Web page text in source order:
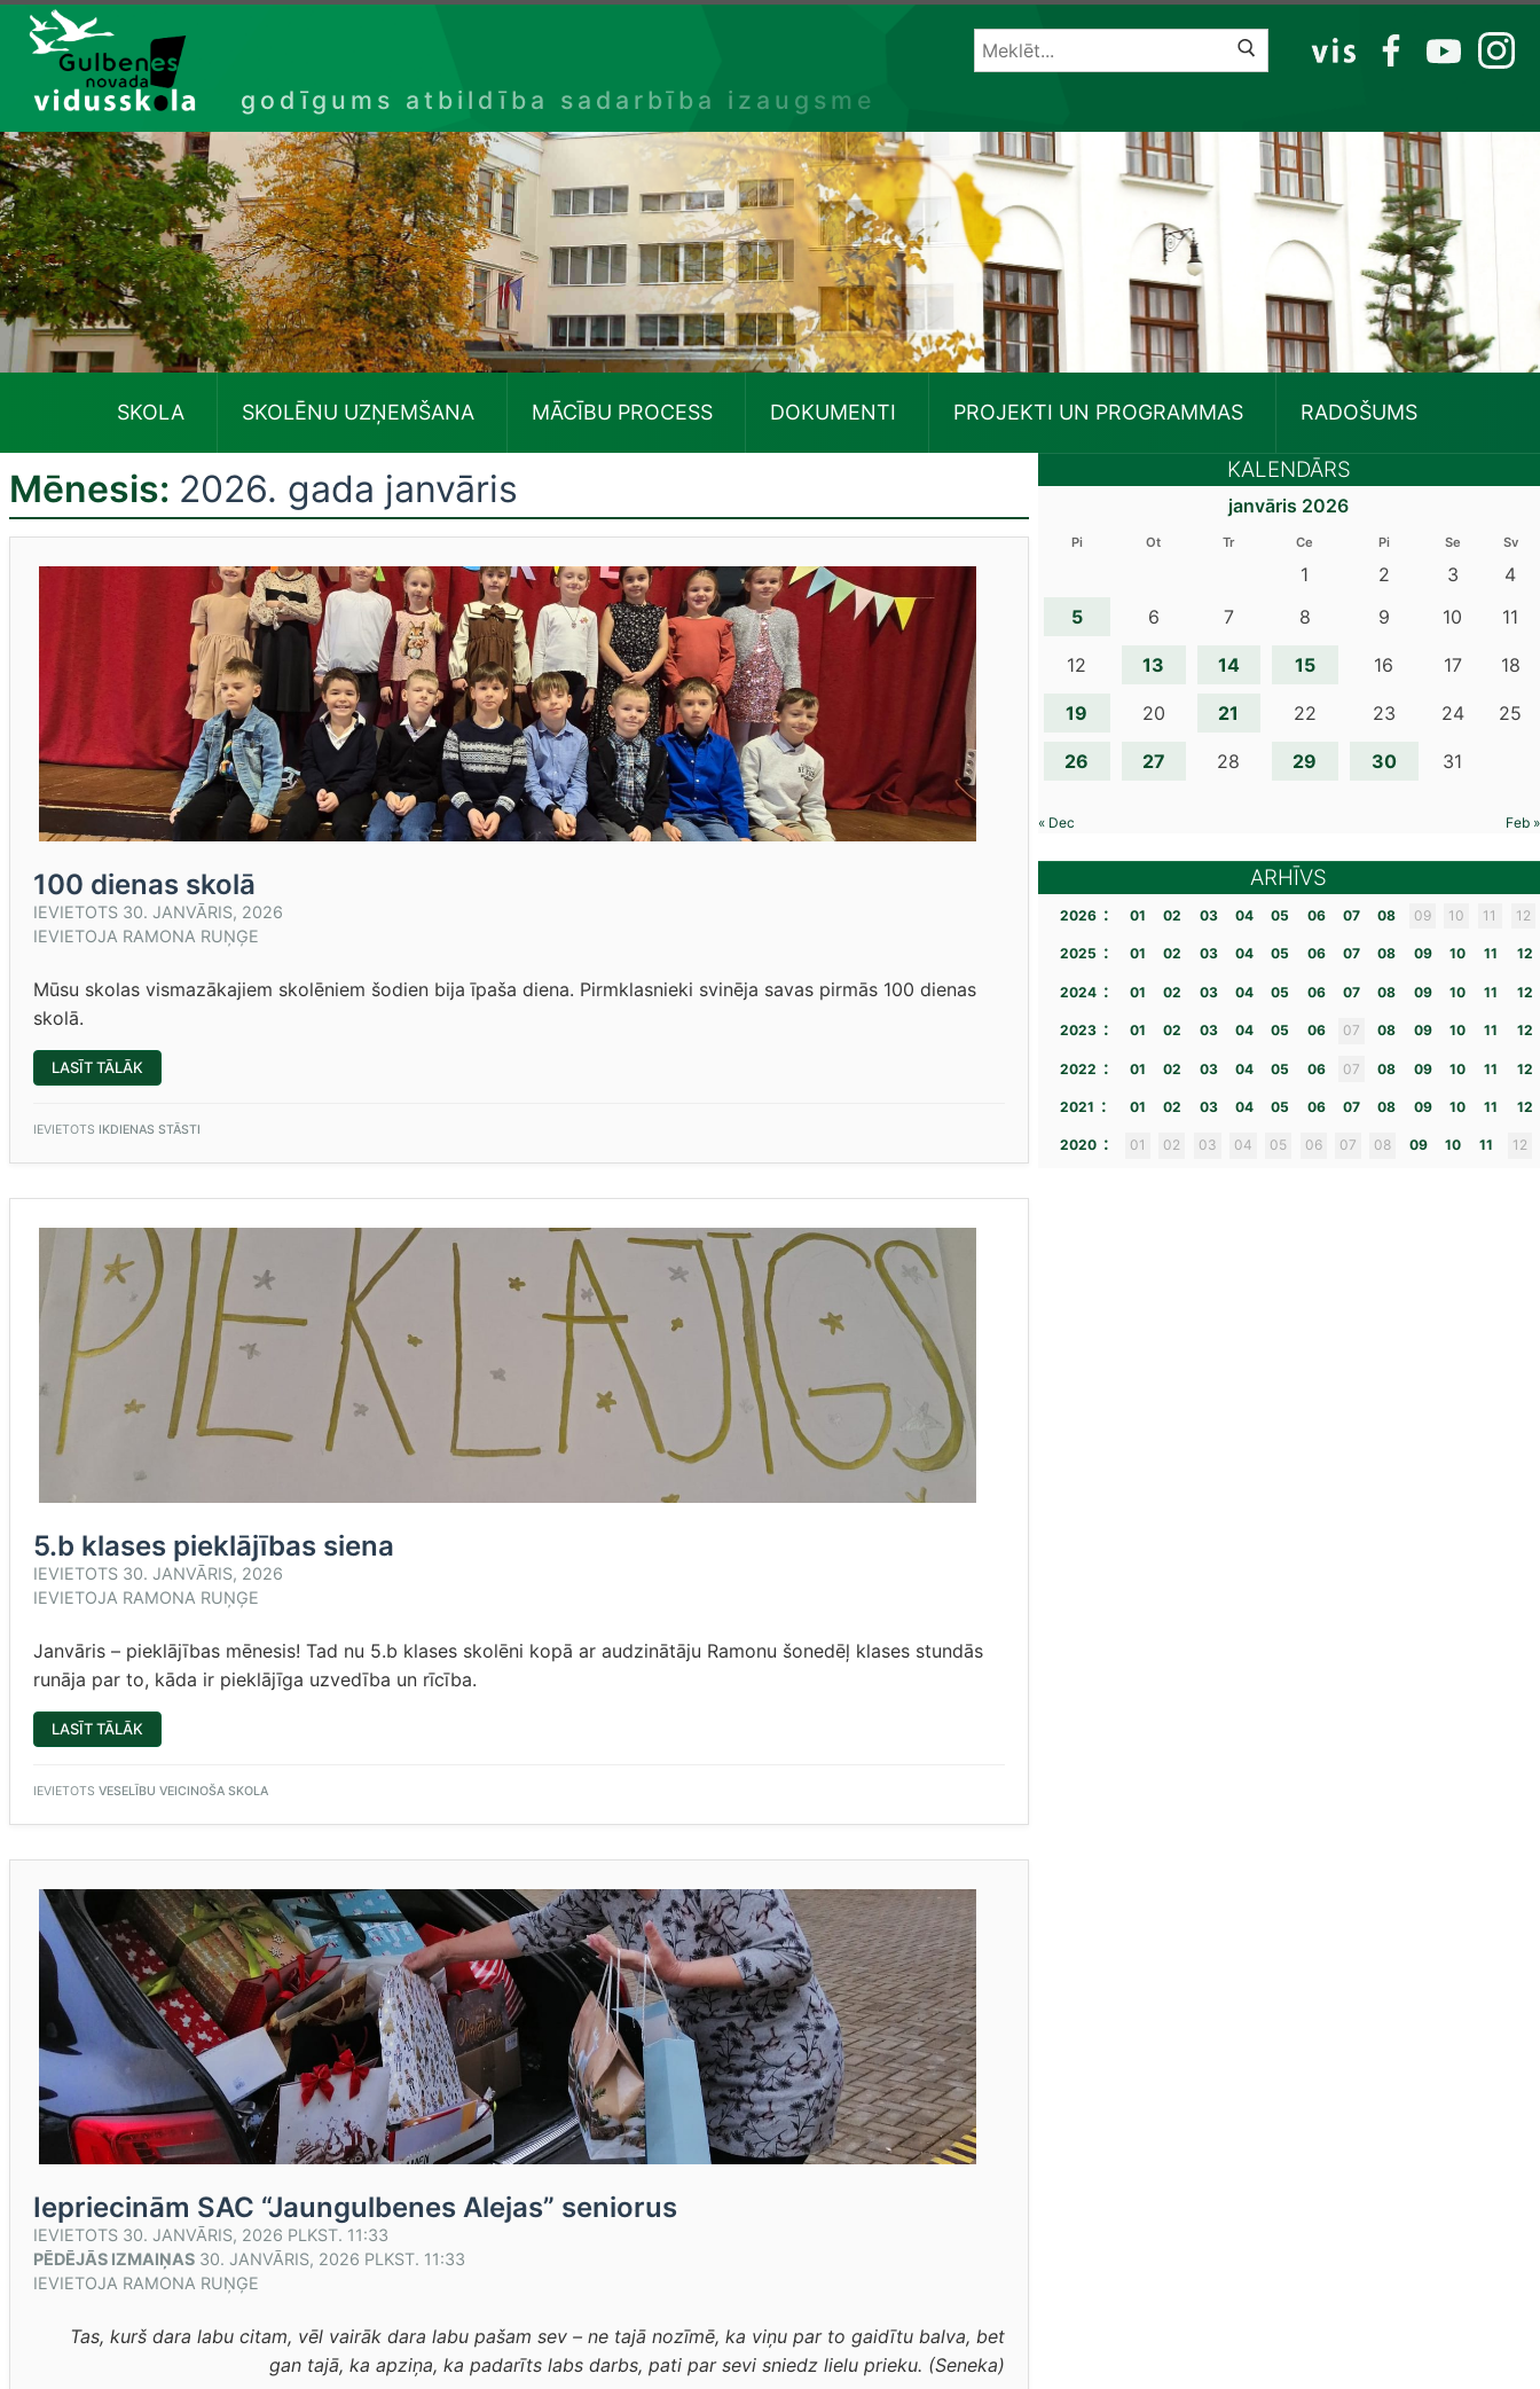
Izlaist
godīgums atbildība sadarbība izaugsme
VIS FB YT IG
SKOLA SKOLĒNU UZŅEMŠANA MĀCĪBU PROCESS DOKUMENTI PROJEKTI UN PROGRAMMAS RADOŠUMS
Mēnesis: 2026. gada janvāris
100 dienas skolā
IEVIETOTS 30. JANVĀRIS, 2026
IEVIETOJA RAMONA RUŅĢE
Mūsu skolas vismazākajiem skolēniem šodien bija īpaša diena. Pirmklasnieki svinēja savas pirmās 100 dienas
skolā.
LASĪT TĀLĀK
DIENAS
IEVIETOTS IKDIENAS STĀSTI
5.b klases pieklājības siena
IEVIETOTS 30. JANVĀRIS, 2026
IEVIETOJA RAMONA RUŅĢE
Janvāris – pieklājības mēnesis! Tad nu 5.b klases skolēni kopā ar audzinātāju Ramonu šonedēļ klases stundās
runāja par to, kāda ir pieklājīga uzvedība un rīcība.
LASĪT TĀLĀK
KLASES
IEVIETOTS VESELĪBU VEICINOŠA SKOLA
Iepriecinām SAC “Jaungulbenes Alejas” seniorus
IEVIETOTS 30. JANVĀRIS, 2026 PLKST. 11:33
PĒDĒJĀS IZMAIŅAS 30. JANVĀRIS, 2026 PLKST. 11:33
IEVIETOJA RAMONA RUŅĢE
Tas, kurš dara labu citam, vēl vairāk dara labu pašam sev – ne tajā nozīmē, ka viņu par to gaidītu balva, bet
gan tajā, ka apziņa, ka padarīts labs darbs, pati par sevi sniedz lielu prieku. (Seneka)
KALENDĀRS
janvāris 2026
Pi Ot Tr Ce Pi Se Sv
1 2 3
4
5
6 7 8 9 10 11
12 13 14 15 16 17 18
19 20 21 22 23 24 25
26 27 28 29 30 31
« Dec Feb »
ARHĪVS
2026 : 01 02 03 04 05 06 07 08 09 10 11 12
2025 : 01 02 03 04 05 06 07 08 09 10 11 12
2024 : 01 02 03 04 05 06 07 08 09 10 11 12
2023 : 01 02 03 04 05 06 07 08 09 10 11 12
2022 : 01 02 03 04 05 06 07 08 09 10 11 12
2021 : 01 02 03 04 05 06 07 08 09 10 11 12
2020 : 01 02 03 04 05 06 07 08 09 10 11 12